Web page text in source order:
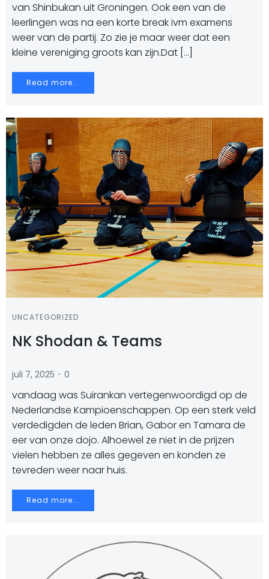
van Shinbukan uit Groningen. Ook een van de
leerlingen was na een korte break ivm examens
weer van de partij. Zo zie je maar weer dat een
kleine vereniging groots kan zijn.Dat […]
Read more...
UNCATEGORIZED
NK Shodan & Teams
juli 7, 2025 - 0
vandaag was Suirankan vertegenwoordigd op de
Nederlandse Kampioenschappen. Op een sterk veld
verdedigden de leden Brian, Gabor en Tamara de
eer van onze dojo. Alhoewel ze niet in de prijzen
vielen hebben ze alles gegeven en konden ze
tevreden weer naar huis.
Read more...